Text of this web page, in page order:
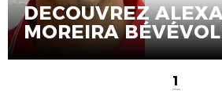
DECOUVREZ
MOREIRA BÉVÉVOLE DU MOIS
DEF
1